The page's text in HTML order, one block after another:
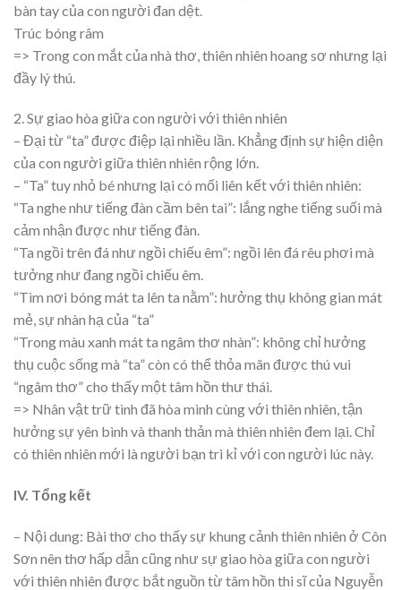
bàn tay của con người đan dệt.
Trúc bóng râm
=> Trong con mắt của nhà thơ, thiên nhiên hoang sơ nhưng lại
đầy lý thú.
2. Sự giao hòa giữa con người với thiên nhiên
– Đại từ “ta” được điệp lại nhiều lần. Khẳng định sự hiện diện
của con người giữa thiên nhiên rộng lớn.
– “Ta” tuy nhỏ bé nhưng lại có mối liên kết với thiên nhiên:
“Ta nghe như tiếng đàn cầm bên tai”: lắng nghe tiếng suối mà
cảm nhận được như tiếng đàn.
“Ta ngồi trên đá như ngồi chiếu êm”: ngồi lên đá rêu phơi mà
tưởng như đang ngồi chiếu êm.
“Tìm nơi bóng mát ta lên ta nằm”: hưởng thụ không gian mát
mẻ, sự nhàn hạ của “ta”
“Trong màu xanh mát ta ngâm thơ nhàn”: không chỉ hưởng
thụ cuộc sống mà “ta” còn có thể thỏa mãn được thú vui
“ngâm thơ” cho thấy một tâm hồn thư thái.
=> Nhân vật trữ tình đã hòa mình cùng với thiên nhiên, tận
hưởng sự yên bình và thanh thản mà thiên nhiên đem lại. Chỉ
có thiên nhiên mới là người bạn tri kỉ với con người lúc này.
IV. Tổng kết
– Nội dung: Bài thơ cho thấy sự khung cảnh thiên nhiên ở Côn
Sơn nên thơ hấp dẫn cũng như sự giao hòa giữa con người
với thiên nhiên được bắt nguồn từ tâm hồn thi sĩ của Nguyễn